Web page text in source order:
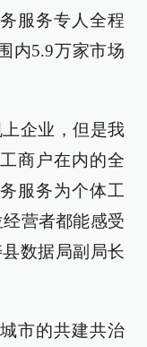
服务专人全程
内5.9万家市场
企业，但是我
商户在内的全
服务为个体工
营者都能感受
数据局副局长
市的共建共治